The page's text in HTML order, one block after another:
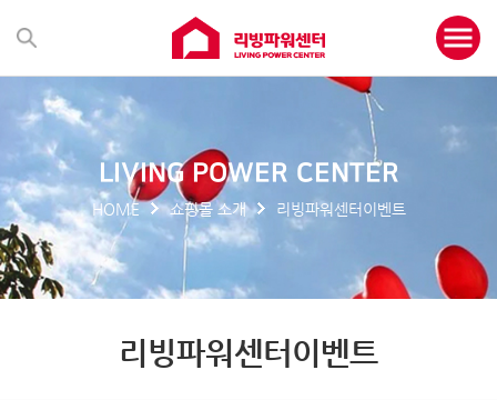
LIVING POWER CENTER
HOME 쇼핑몰 소개 리빙파워센터이벤트
리빙파워센터이벤트